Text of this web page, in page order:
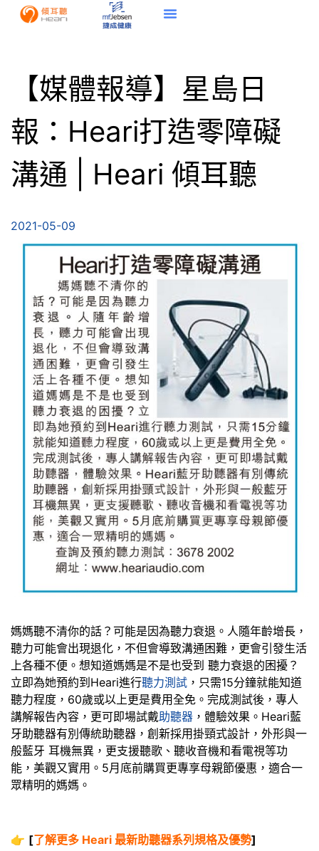
【媒體報導】星島日
報：Heari打造零障礙
溝通 | Heari 傾耳聽
2021-05-09
媽媽聽不清你的話？可能是因為聽力衰退。人隨年齡增長，
聽力可能會出現退化，不但會導致溝通困難，更會引發生活
上各種不便。想知道媽媽是不是也受到 聽力衰退的困擾？
立即為她預約到Heari進行聽力測試 ，只需15分鐘就能知道
聽力程度，60歲或以上更是費用全免。完成測試後，專人
講解報告內容，更可即場試戴助聽器 ，體驗效果。Heari藍
牙助聽器有別傳統助聽器，創新採用掛頸式設計，外形與一
般藍牙 耳機無異，更支援聽歌、聽收音機和看電視等功
能，美觀又實用。5月底前購買更專享母親節優惠，適合一
眾精明的媽媽。
👉 [了解更多 Heari 最新助聽器系列規格及優勢]